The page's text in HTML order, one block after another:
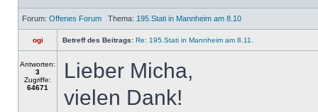
Forum: Offenes Forum Thema: 195.Stati in Mannheim am 8.10
ogi Betreff des Beitrags: Re: 195.Stati in Mannheim am 8.11.
Antworten:
3
Zugriffe:
64671
Lieber Micha,
vielen Dank!